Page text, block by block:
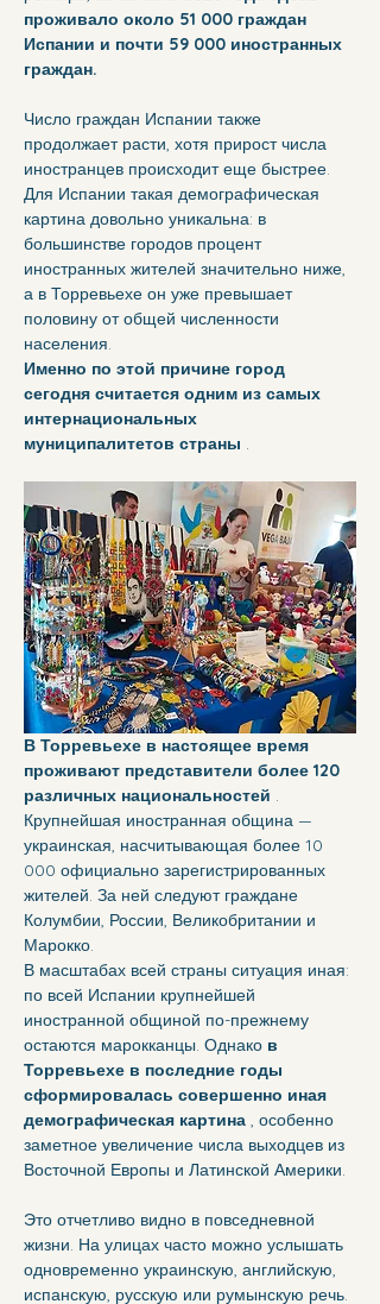
проживало около 51 000 граждан
Испании и почти 59 000 иностранных
граждан.
Число граждан Испании также
продолжает расти, хотя прирост числа
иностранцев происходит еще быстрее.
Для Испании такая демографическая
картина довольно уникальна: в
большинстве городов процент
иностранных жителей значительно ниже,
а в Торревьехе он уже превышает
половину от общей численности
населения.
Именно по этой причине город
сегодня считается одним из самых
интернациональных
муниципалитетов страны .
В Торревьехе в настоящее время
проживают представители более 120
различных национальностей .
Крупнейшая иностранная община —
украинская, насчитывающая более 10
000 официально зарегистрированных
жителей. За ней следуют граждане
Колумбии, России, Великобритании и
Марокко.
В масштабах всей страны ситуация иная:
по всей Испании крупнейшей
иностранной общиной по-прежнему
остаются марокканцы. Однако в
Торревьехе в последние годы
сформировалась совершенно иная
демографическая картина , особенно
заметное увеличение числа выходцев из
Восточной Европы и Латинской Америки.
Это отчетливо видно в повседневной
жизни. На улицах часто можно услышать
одновременно украинскую, английскую,
испанскую, русскую или румынскую речь.